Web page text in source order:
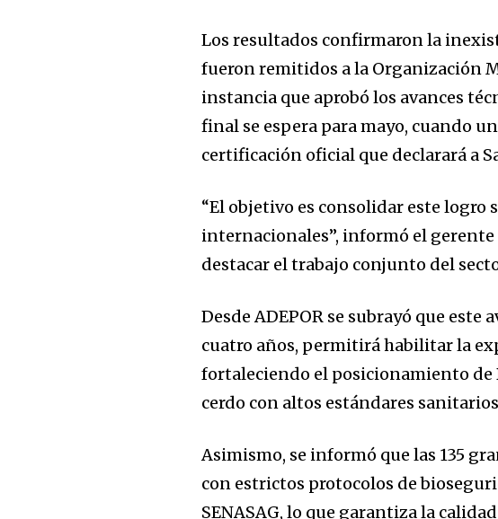
Join our community of
SUBSCRIBERS and be
of the conversation.
To subscribe, simply enter your email
won't spam your inbox. Your information is
Los resultados confirmaron la
fueron remitidos a la Organización
instancia que aprobó los avances
final se espera para mayo, cuando
certificación oficial que declarará a
“El objetivo es consolidar este
internacionales”, informó el gerente
destacar el trabajo conjunto del
Desde ADEPOR se subrayó que
cuatro años, permitirá habilitar la
fortaleciendo el posicionamiento de
cerdo con altos estándares
Asimismo, se informó que las 135
con estrictos protocolos de
SENASAG, lo que garantiza la